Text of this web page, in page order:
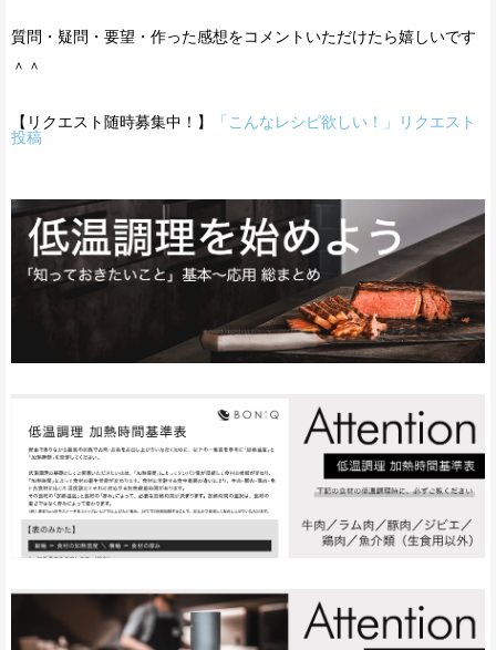
質問・疑問・要望・作った感想をコメントいただけたら嬉しいです
＾＾
【リクエスト随時募集中！】
「こんなレシピ欲しい！」リクエスト
投稿